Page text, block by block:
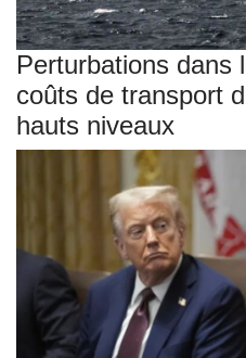
Perturbations dans
coûts de transport
hauts niveaux